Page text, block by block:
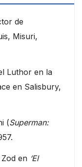
de
Misuri,
Luthor en la
en Salisbury,
(Superman:
en ‘El